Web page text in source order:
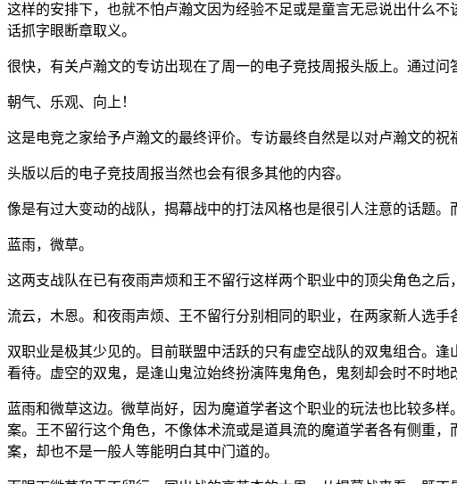
这样的安排下，也就不怕卢瀚文因为经验不足或是童言无忌说出什么
话抓字眼断章取义。
很快，有关卢瀚文的专访出现在了周一的电子竞技周报头版上。通过
朝气、乐观、向上！
这是电竞之家给予卢瀚文的最终评价。专访最终自然是以对卢瀚文的
头版以后的电子竞技周报当然也会有很多其他的内容。
像是有过大变动的战队，揭幕战中的打法风格也是很引人注意的话题
蓝雨，微草。
这两支战队在已有夜雨声烦和王不留行这样两个职业中的顶尖角色之
流云，木恩。和夜雨声烦、王不留行分别相同的职业，在两家新人选手
双职业是极其少见的。目前联盟中活跃的只有虚空战队的双鬼组合。
看待。虚空的双鬼，是逢山鬼泣始终扮演阵鬼角色，鬼刻却会时不时
蓝雨和微草这边。微草尚好，因为魔道学者这个职业的玩法也比较多
案。王不留行这个角色，不像体术流或是道具流的魔道学者各有侧重
案，却也不是一般人等能明白其中门道的。